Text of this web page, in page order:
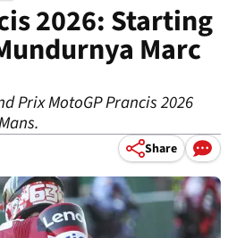
2026: Starting
Marc
Prix MotoGP Prancis 2026
Share